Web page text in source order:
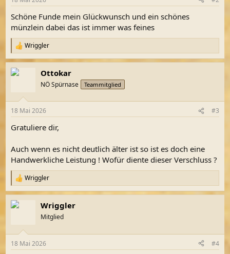
e
:
Schöne Funde mein Glückwunsch und ein schönes
münzlein dabei das ist immer was feines
R
e
a
k
e
:
Wriggler
Ottokar
NÖ Spürnase Teammitglied
18 Mai 2026 #3
Gratuliere dir,
Auch wenn es nicht deutlich älter ist so ist es doch eine
Handwerkliche Leistung ! Wofür diente dieser Verschluss ?
R
e
a
k
e
Wriggler
Wriggler
Mitglied
18 Mai 2026 #4